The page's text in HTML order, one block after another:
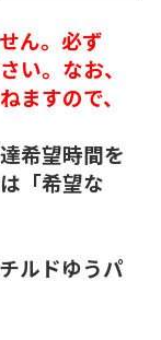
ん。必ず
い。なお、
ますので、
希望時間を
「希望な
ルドゆうパ